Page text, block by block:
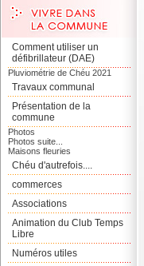
Comment utiliser un
défibrillateur (DAE)
Pluviométrie de Chéu 2021
Travaux communal
Présentation de la
commune
Photos
Photos suite...
Maisons fleuries
Chéu d'autrefois....
commerces
Associations
Animation du Club Temps
Libre
Numéros utiles